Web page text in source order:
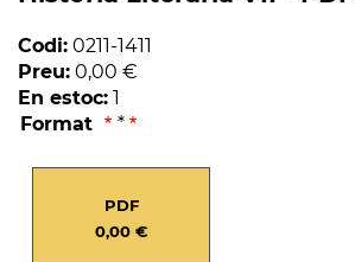
Codi: 0211-1411
Preu: 0,00 €
En estoc: 1
Format
*
PDF
0,00 €